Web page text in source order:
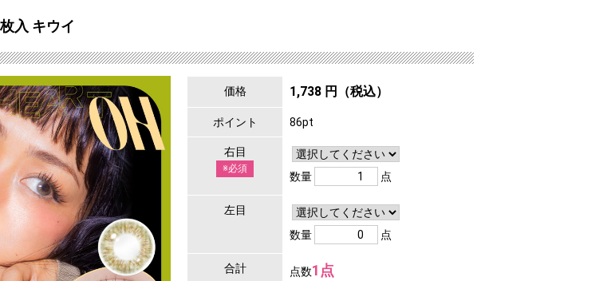
入 キウイ
価格 1,738 円（税込）
ポイント 86pt
右目
※必須
数量 点
左目
数量
点
合計 点数1点